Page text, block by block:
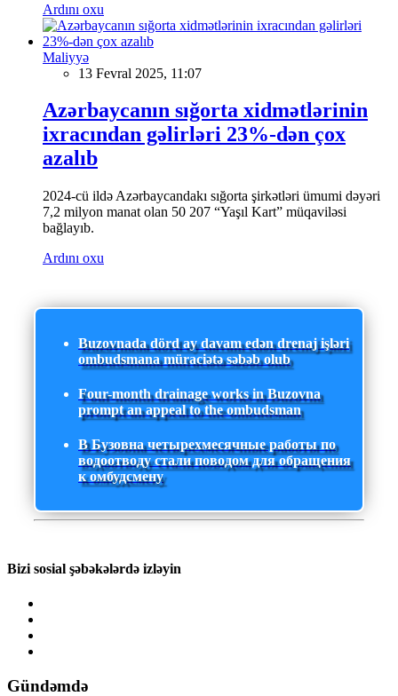
Ardını oxu
Maliyyə
13 Fevral 2025, 11:07
Azərbaycanın sığorta xidmətlərinin
ixracından gəlirləri 23%-dən çox
azalıb
2024-cü ildə Azərbaycandakı sığorta şirkətləri ümumi dəyəri
7,2 milyon manat olan 50 207 “Yaşıl Kart” müqaviləsi
bağlayıb.
Ardını oxu
Buzovnada dörd ay davam edən drenaj işləri
ombudsmana müraciətə səbəb olub
Four-month drainage works in Buzovna
prompt an appeal to the ombudsman
В Бузовна четырехмесячные работы по
водоотводу стали поводом для обращения
к омбудсмену
Bizi sosial şəbəkələrdə izləyin
Gündəmdə